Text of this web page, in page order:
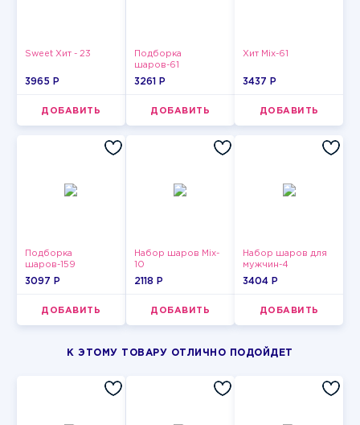
Sweet Хит - 23
3965 P
ДОБАВИТЬ
Подборка
шаров-61
3261 P
ДОБАВИТЬ
Хит Mix-61
3437 P
ДОБАВИТЬ
Подборка
шаров-159
3097 P
ДОБАВИТЬ
Набор шаров Mix-
10
2118 P
ДОБАВИТЬ
Набор шаров для
мужчин-4
3404 P
ДОБАВИТЬ
К ЭТОМУ ТОВАРУ ОТЛИЧНО ПОДОЙДЕТ